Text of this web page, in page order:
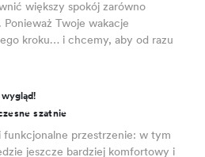
większy spokój zarówno
Ponieważ Twoje wakacje
kroku… i chcemy, aby od razu
szatnie
funkcjonalne przestrzenie: w tym
jeszcze bardziej komfortowy i